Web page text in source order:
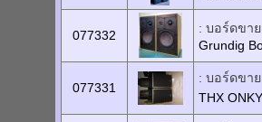
077332
: บอร์ดขาย
Grundig
077331
: บอร์ดขาย
THX